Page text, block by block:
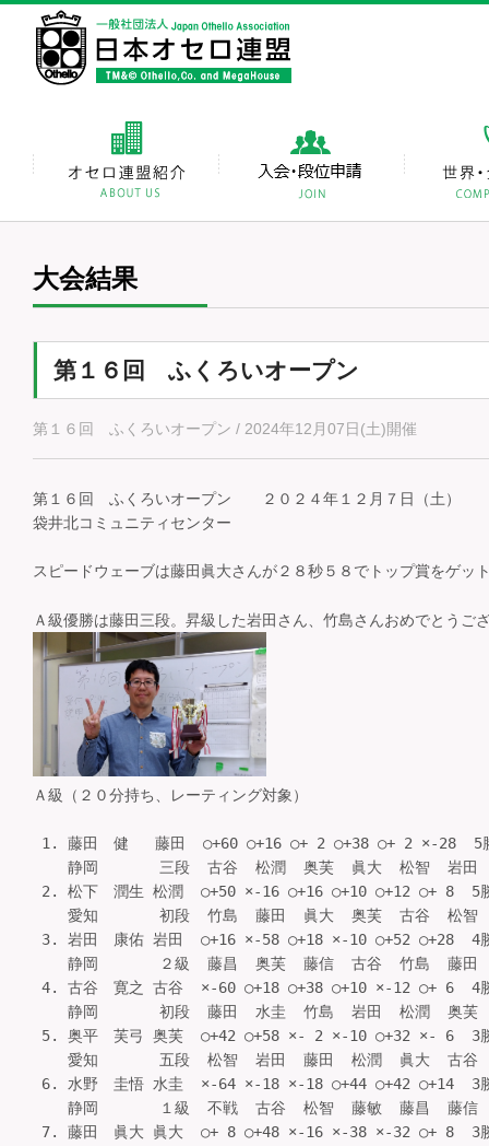
大会結果
第１６回 ふくろいオープン
第１６回 ふくろいオープン / 2024年12月07日(土)開催
第１６回 ふくろいオープン ２０２４年１２月７日（土）
袋井北コミュニティセンター
スピードウェーブは藤田眞大さんが２８秒５８でトップ賞をゲッ
Ａ級優勝は藤田三段。昇級した岩田さん、竹島さんおめでとうご
Ａ級（２０分持ち、レーティング対象）
1. 藤田　健   藤田  ○+60 ○+16 ○+ 2 ○+38 ○+ 2 ×-28  5
静岡       三段  古谷  松潤  奥芙  眞大  松智  岩
2. 松下　潤生 松潤  ○+50 ×-16 ○+16 ○+10 ○+12 ○+ 8  5
愛知       初段  竹島  藤田  眞大  奥芙  古谷  松
3. 岩田　康佑 岩田  ○+16 ×-58 ○+18 ×-10 ○+52 ○+28  4
静岡       ２級  藤昌  奥芙  藤信  古谷  竹島  藤
4. 古谷　寛之 古谷  ×-60 ○+18 ○+38 ○+10 ×-12 ○+ 6  4
静岡       初段  藤田  水圭  竹島  岩田  松潤  奥
5. 奥平　芙弓 奥芙  ○+42 ○+58 ×- 2 ×-10 ○+32 ×- 6  3
愛知       五段  松智  岩田  藤田  松潤  眞大  古
6. 水野　圭悟 水圭  ×-64 ×-18 ×-18 ○+44 ○+42 ○+14  3
静岡       １級  不戦  古谷  松智  藤敏  藤昌  藤
7. 藤田　眞大 眞大  ○+ 8 ○+48 ×-16 ×-38 ×-32 ○+ 8  3